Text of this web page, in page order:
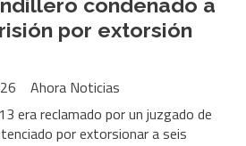
por extorsión
Ahora Noticias
era reclamado por un juzgado de
por extorsionar a seis